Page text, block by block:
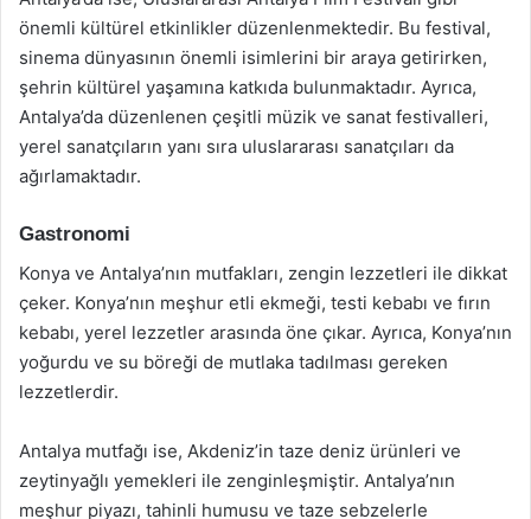
önemli kültürel etkinlikler düzenlenmektedir. Bu festival,
sinema dünyasının önemli isimlerini bir araya getirirken,
şehrin kültürel yaşamına katkıda bulunmaktadır. Ayrıca,
Antalya’da düzenlenen çeşitli müzik ve sanat festivalleri,
yerel sanatçıların yanı sıra uluslararası sanatçıları da
ağırlamaktadır.
Gastronomi
Konya ve Antalya’nın mutfakları, zengin lezzetleri ile dikkat
çeker. Konya’nın meşhur etli ekmeği, testi kebabı ve fırın
kebabı, yerel lezzetler arasında öne çıkar. Ayrıca, Konya’nın
yoğurdu ve su böreği de mutlaka tadılması gereken
lezzetlerdir.
Antalya mutfağı ise, Akdeniz’in taze deniz ürünleri ve
zeytinyağlı yemekleri ile zenginleşmiştir. Antalya’nın
meşhur piyazı, tahinli humusu ve taze sebzelerle